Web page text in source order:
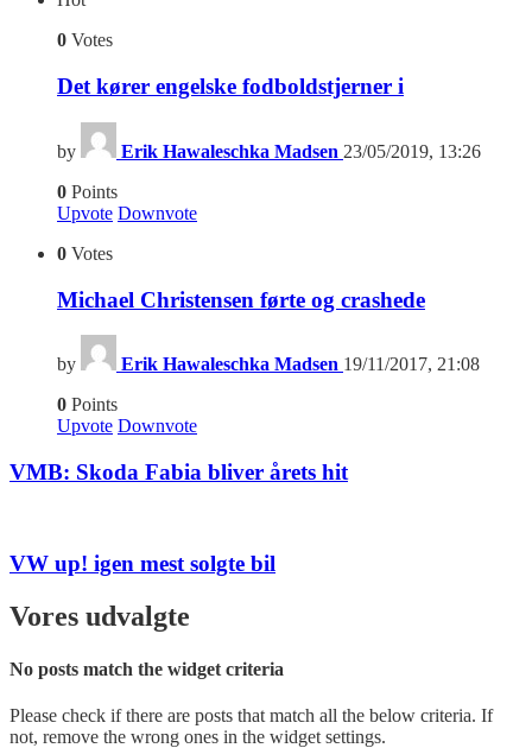
0 Votes
Det kører engelske fodboldstjerner i
by Erik Hawaleschka Madsen 23/05/2019, 13:26
0 Points
Upvote Downvote
0 Votes
Michael Christensen førte og crashede
by Erik Hawaleschka Madsen 19/11/2017, 21:08
0 Points
Upvote Downvote
VMB: Skoda Fabia bliver årets hit
VW up! igen mest solgte bil
Vores udvalgte
No posts match the widget criteria
Please check if there are posts that match all the below criteria. If
not, remove the wrong ones in the widget settings.